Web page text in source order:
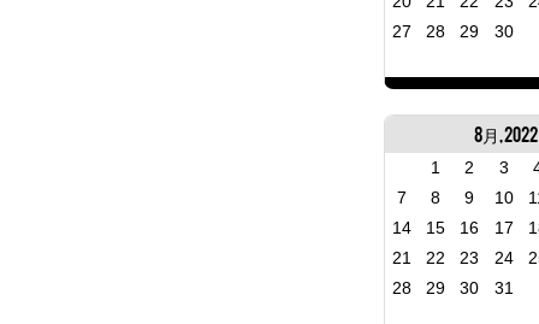
27
28 29 30
8月, 2022
1 2 3
7
8 9 10
14
15 16 17
21
22 23 24
28
29 30 31